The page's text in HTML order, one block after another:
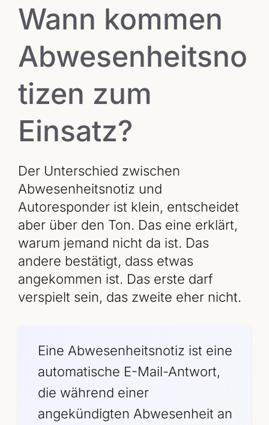
Wann kommen
Abwesenheitsno
tizen zum
Einsatz?
Der Unterschied zwischen
Abwesenheitsnotiz und
Autoresponder ist klein, entscheidet
aber über den Ton. Das eine erklärt,
warum jemand nicht da ist. Das
andere bestätigt, dass etwas
angekommen ist. Das erste darf
verspielt sein, das zweite eher nicht.
Eine Abwesenheitsnotiz ist eine
automatische E-Mail-Antwort,
die während einer
angekündigten Abwesenheit an